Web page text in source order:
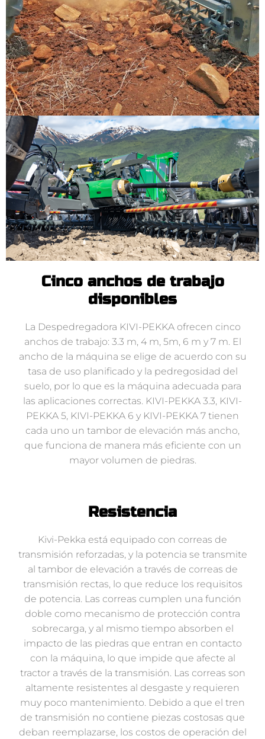
Cinco anchos de trabajo
disponibles
La Despedregadora KIVI-PEKKA ofrecen cinco
anchos de trabajo: 3.3 m, 4 m, 5m, 6 m y 7 m. El
ancho de la máquina se elige de acuerdo con su
tasa de uso planificado y la pedregosidad del
suelo, por lo que es la máquina adecuada para
las aplicaciones correctas. KIVI-PEKKA 3.3, KIVI-
PEKKA 5, KIVI-PEKKA 6 y KIVI-PEKKA 7 tienen
cada uno un tambor de elevación más ancho,
que funciona de manera más eficiente con un
mayor volumen de piedras.
Resistencia
Kivi-Pekka está equipado con correas de
transmisión reforzadas, y la potencia se transmite
al tambor de elevación a través de correas de
transmisión rectas, lo que reduce los requisitos
de potencia. Las correas cumplen una función
doble como mecanismo de protección contra
sobrecarga, y al mismo tiempo absorben el
impacto de las piedras que entran en contacto
con la máquina, lo que impide que afecte al
tractor a través de la transmisión. Las correas son
altamente resistentes al desgaste y requieren
muy poco mantenimiento. Debido a que el tren
de transmisión no contiene piezas costosas que
deban reemplazarse, los costos de operación del